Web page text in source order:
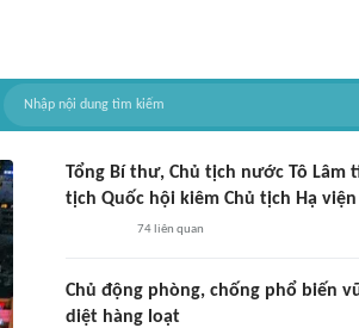
Tổng Bí thư, Chủ tịch nước Tô Lâm
tịch Quốc hội kiêm Chủ tịch Hạ viện
74 liên quan
Chủ động phòng, chống phổ biến
diệt hàng loạt